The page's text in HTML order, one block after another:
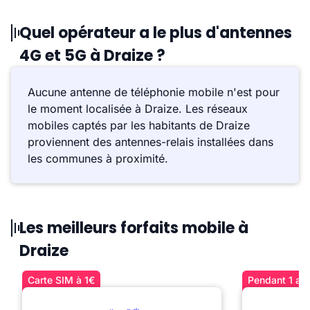
Quel opérateur a le plus d'antennes
4G et 5G à Draize ?
Aucune antenne de téléphonie mobile n'est pour
le moment localisée à Draize. Les réseaux
mobiles captés par les habitants de Draize
proviennent des antennes-relais installées dans
les communes à proximité.
Les meilleurs forfaits mobile à
Draize
Carte SIM à 1€ Pendant 1